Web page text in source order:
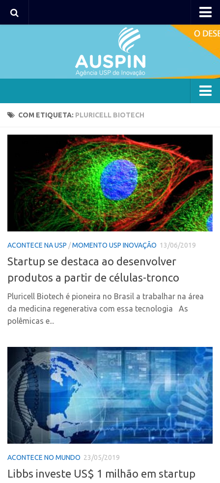
Polos
Polo Capital
Polo Lorena
Polo Ribeirão Preto
Polo São Carlos
Programas
Bolsa 2025
Startup USP
Conexão USP
Conexão Inter-USP
Leis e Normas
Portal do Inventor
Inteligência Competitiva
Chamamento
EMBRAPIIs
CPEs
CEPIDs
PRPI/USP
InovaUSP
Comunicação
Eventos
Agenda AUSPIN
Agency
Institucional
Coordenação
Polos
Polo Capital
Polo Lorena
Polo Ribeirão Preto
Polo São Carlos
Programas
Bolsa 2025
Startup USP
Conexão USP
Portal do Inventor
Inteligência Competitiva
Chamamento
Pesquisa na USP
EMBRAPIIs
CPEs
CEPIDs
INCTs
COM ETIQUETA: PLURICELL BIOTECH
ACONTECE NA USP /MOMENTO USP INOVAÇÃO 13/06/2019
Startup se destaca ao desenvolver
produtos a partir de células-tronco
Pluricell Biotech é pioneira no Brasil a trabalhar na área
da medicina regenerativa com essa tecnologia As
polêmicas e...
ACONTECE NO MUNDO 23/05/2019
Libbs investe US$ 1 milhão em startup